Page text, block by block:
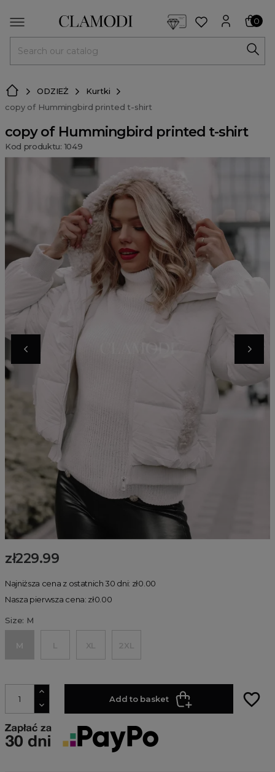
0
ODZIEŻ
Kurtki
copy of Hummingbird printed t-shirt
copy of Hummingbird printed t-shirt
Kod produktu: 1049
zł229.99
Najniższa cena z ostatnich 30 dni: zł0.00
Nasza pierwsza cena: zł0.00
Size: M
M L XL 2XL
Add to basket favorite_border